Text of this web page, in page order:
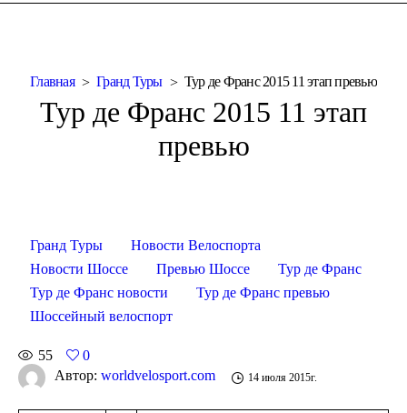
Главная Гранд Туры Тур де Франс 2015 11 этап превью
Тур де Франс 2015 11 этап
превью
Гранд Туры
Новости Велоспорта
Новости Шоссе
Превью Шоссе
Тур де Франс
Тур де Франс новости
Тур де Франс превью
Шоссейный велоспорт
55
0
Автор: worldvelosport.com 14 июля 2015г.